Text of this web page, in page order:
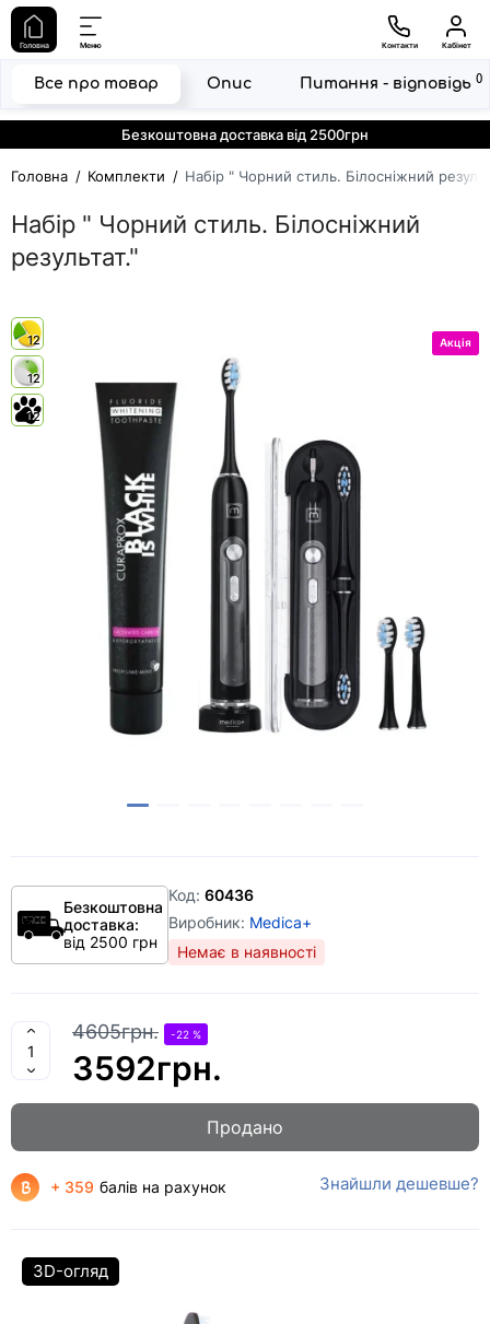
Безкоштовна доставка від 2500грн
Головна Меню Контакти Кабінет
Головна Комплекти Набір " Чорний стиль. Білосніжний
Набір " Чорний стиль. Білосніжний
результат."
Все про товар Опис Питання - відповідь 0
12
12
12
Акція
Безкоштовна
доставка:
від 2500 грн
Код: 60436
Виробник: Medica+
Немає в наявності
4605грн. -22 %
3592грн.
Продано
+ 359 балів на рахунок Знайшли дешевше?
3D-огляд